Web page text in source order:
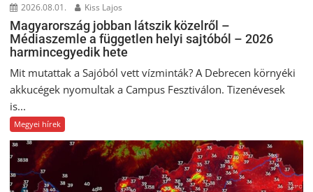
2026.08.01. Kiss Lajos
Magyarország jobban látszik közelről –
Médiaszemle a független helyi sajtóból – 2026
harmincegyedik hete
Mit mutattak a Sajóból vett vízminták? A Debrecen környéki
akkucégek nyomultak a Campus Fesztiválon. Tizenévesek
is...
Megyei hírek